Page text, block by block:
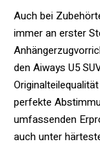
Auch bei
immer an erster
den Aiways U5
perfekte
umfassenden
auch unter